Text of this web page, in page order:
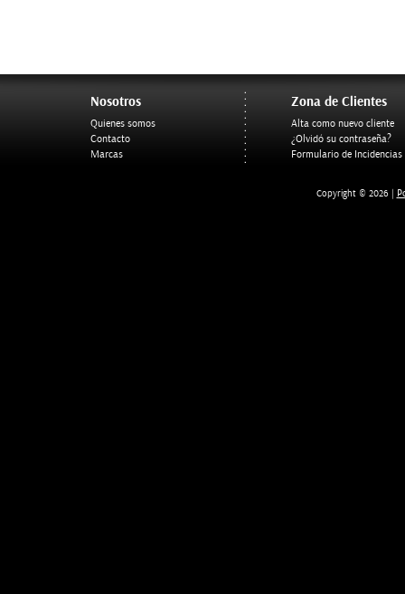
Nosotros
Quienes somos
Contacto
Marcas
Zona de Clientes
Alta como nuevo cliente
¿Olvidó su contraseña?
Formulario de Incidencias
Copyright © 2026 |